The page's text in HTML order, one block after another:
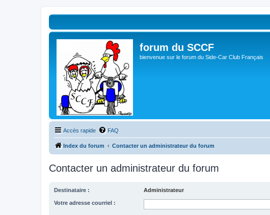
forum du SCCF
bienvenue sur le forum du Side-Car Club Français
Accès rapide FAQ
Index du forum Contacter un administrateur du forum
Contacter un administrateur du forum
Destinataire : Administrateur
Votre adresse courriel :